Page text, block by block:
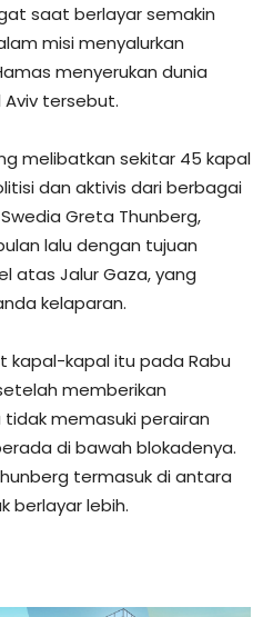
saat berlayar semakin
misi menyalurkan
menyerukan dunia
tersebut.
melibatkan sekitar 45 kapal
dan aktivis dari berbagai
Greta Thunberg,
lalu dengan tujuan
atas Jalur Gaza, yang
kelaparan.
kapal-kapal itu pada Rabu
memberikan
memasuki perairan
di bawah blokadenya.
termasuk di antara
berlayar lebih.